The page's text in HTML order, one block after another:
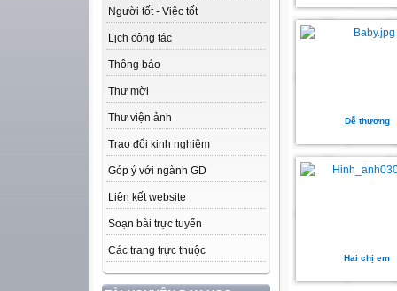
Người tốt - Việc tốt
Lịch công tác
Thông báo
Thư mời
Thư viện ảnh
Trao đổi kinh nghiệm
Góp ý với ngành GD
Liên kết website
Soạn bài trực tuyến
Các trang trực thuộc
Dễ thương
Hai chị em